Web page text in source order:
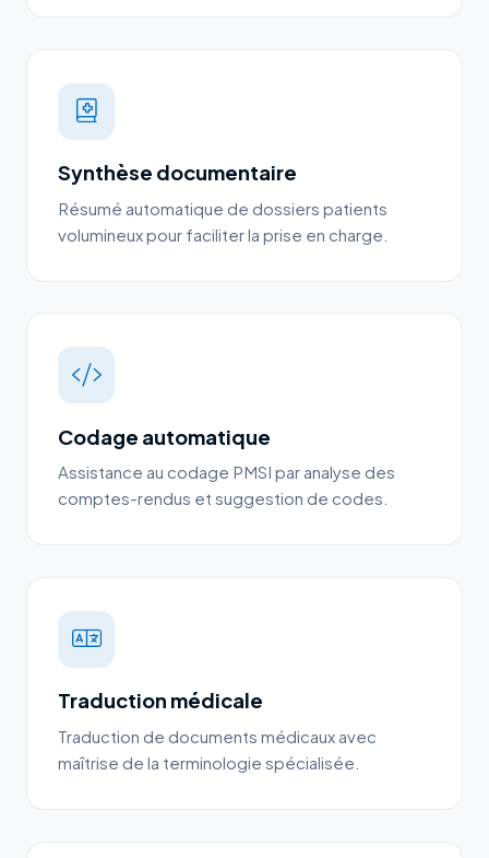
Synthèse documentaire
Résumé automatique de dossiers patients
volumineux pour faciliter la prise en charge.
Codage automatique
Assistance au codage PMSI par analyse des
comptes-rendus et suggestion de codes.
Traduction médicale
Traduction de documents médicaux avec
maîtrise de la terminologie spécialisée.